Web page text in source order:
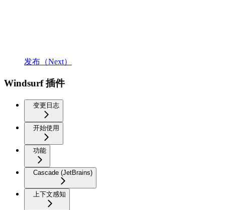
发布（Next）
Windsurf 插件
变更日志
开始使用
功能
Cascade (JetBrains)
上下文感知